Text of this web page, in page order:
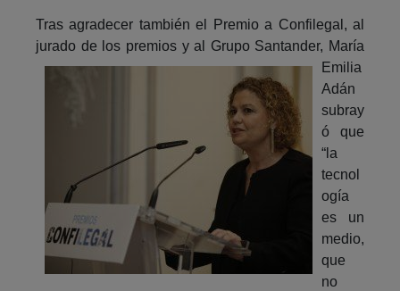
Tras agradecer también el Premio a Confilegal, al
jurado de los premios y al Grupo Santander, María
Emilia
Adán
subray
ó que
“la
tecnol
ogía
es un
medio,
que
no